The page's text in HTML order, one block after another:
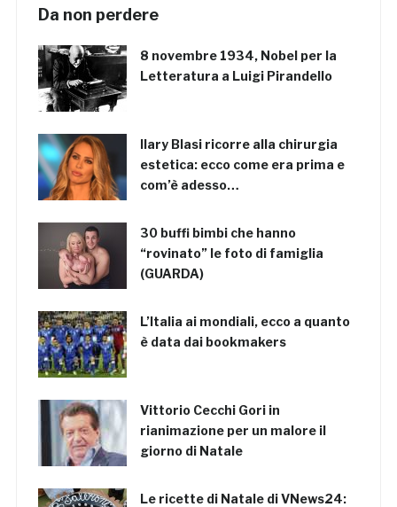
Da non perdere
8 novembre 1934, Nobel per la
Letteratura a Luigi Pirandello
Ilary Blasi ricorre alla chirurgia
estetica: ecco come era prima e
com’è adesso…
30 buffi bimbi che hanno
“rovinato” le foto di famiglia
(GUARDA)
L’Italia ai mondiali, ecco a quanto
è data dai bookmakers
Vittorio Cecchi Gori in
rianimazione per un malore il
giorno di Natale
Le ricette di Natale di VNews24: